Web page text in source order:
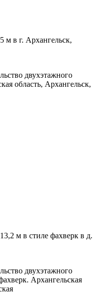
м в г. Архангельск,
двухэтажного
область, Архангельск,
м в стиле фахверк в д.
двухэтажного
Архангельская